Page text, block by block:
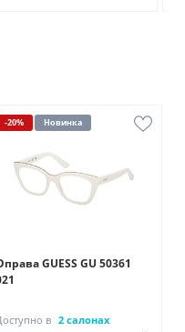
-20% Новинка
GUESS GU 50361
в 2 салонах